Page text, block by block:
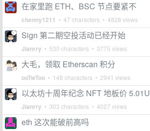
在家里跑 ETH、BSC 节点要紧不
chenny1211 • 47 characters • 4828 views
Sign 第二期空投活动已经开始
Jianrry • 530 characters • 3775 views
大毛，领取 Etherscan 积分
ooTwToo • 148 characters • 2941 views
以太坊十周年纪念 NFT 地板价 5.01U
Jianrry • 303 characters • 4027 views
eth 这次能破前高吗